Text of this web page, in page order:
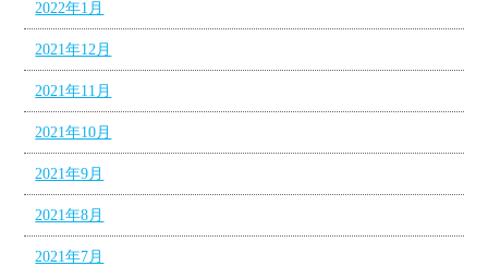
2022年1月
2021年12月
2021年11月
2021年10月
2021年9月
2021年8月
2021年7月